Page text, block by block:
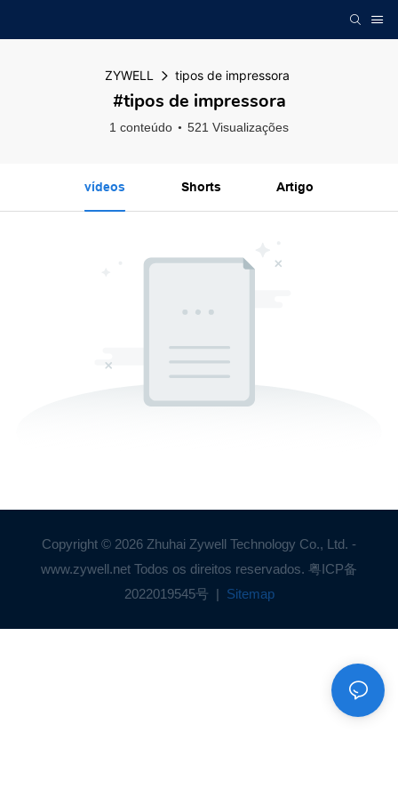
ZYWELL tipos de impressora
#tipos de impressora
1 conteúdo 521 Visualizações
vídeos Shorts Artigo
Copyright © 2026 Zhuhai Zywell Technology Co., Ltd. -
www.zywell.net Todos os direitos reservados. 粤ICP备
2022019545号 | Sitemap